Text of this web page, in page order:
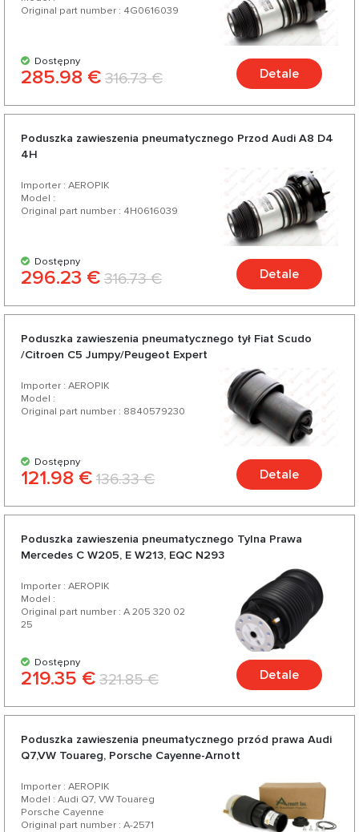
Original part number : 4G0616039
Dostępny
285.98 € 316.73 € Detale
Poduszka zawieszenia pneumatycznego Przod Audi A8 D4
4H
Importer : AEROPIK
Model :
Original part number : 4H0616039
Dostępny
296.23 € 316.73 € Detale
Poduszka zawieszenia pneumatycznego tył Fiat Scudo
/Citroen C5 Jumpy/Peugeot Expert
Importer : AEROPIK
Model :
Original part number : 8840579230
Dostępny
121.98 € 136.33 € Detale
Poduszka zawieszenia pneumatycznego Tylna Prawa
Mercedes C W205, E W213, EQC N293
Importer : AEROPIK
Model :
Original part number : A 205 320 02
25
Dostępny
219.35 € 321.85 € Detale
Poduszka zawieszenia pneumatycznego przód prawa Audi
Q7,VW Touareg, Porsche Cayenne-Arnott
Importer : AEROPIK
Model : Audi Q7, VW Touareg
Porsche Cayenne
Original part number : A-2571